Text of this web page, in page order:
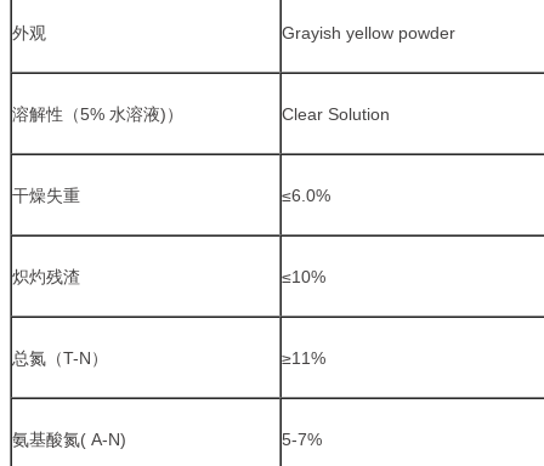
外观 Grayish yellow powder
溶解性（5% 水溶液)） Clear Solution
干燥失重 ≤6.0%
炽灼残渣 ≤10%
总氮（T-N） ≥11%
氨基酸氮( A-N) 5-7%